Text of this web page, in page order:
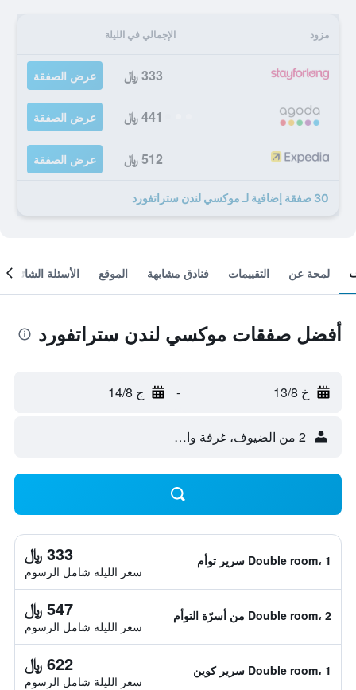
مزود الإجمالي في الليلة
333 ﷼ عرض الصفقة
441 ﷼ عرض الصفقة
512 ﷼ عرض الصفقة
30 صفقة إضافية لـ موكسي لندن ستراتفورد
لمحة عن التقييمات فنادق مشابهة الموقع الأسئلة الشائعة
أفضل صفقات موكسي لندن ستراتفورد
خ 13/8 - ج 14/8
2 من الضيوف، غرفة واحدة
Double room، 1 سرير توأم 333 ﷼
سعر الليلة شامل الرسوم
Double room، 2 من أسرّة التوأم 547 ﷼
سعر الليلة شامل الرسوم
Double room، 1 سرير كوين 622 ﷼
سعر الليلة شامل الرسوم